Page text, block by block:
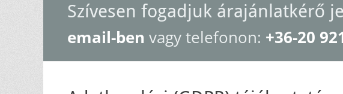
Szívesen fogadjuk árajánlatkérő
email-ben vagy telefonon: +36-20